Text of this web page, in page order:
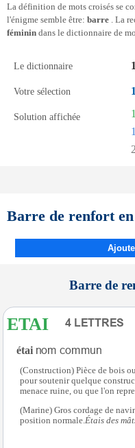
La définition de mots croisés se
l'énigme semble être: barre . La
féminin dans le dictionnaire de
Le dictionnaire
Votre sélection
Solution affichée
Barre de renfort
Barre de
ETAI
étai
(Construction) Pièce de bois
pour soutenir quelque
menace ruine, ou que l'on
(Marine) Gros cordage de
position normale. Étais des